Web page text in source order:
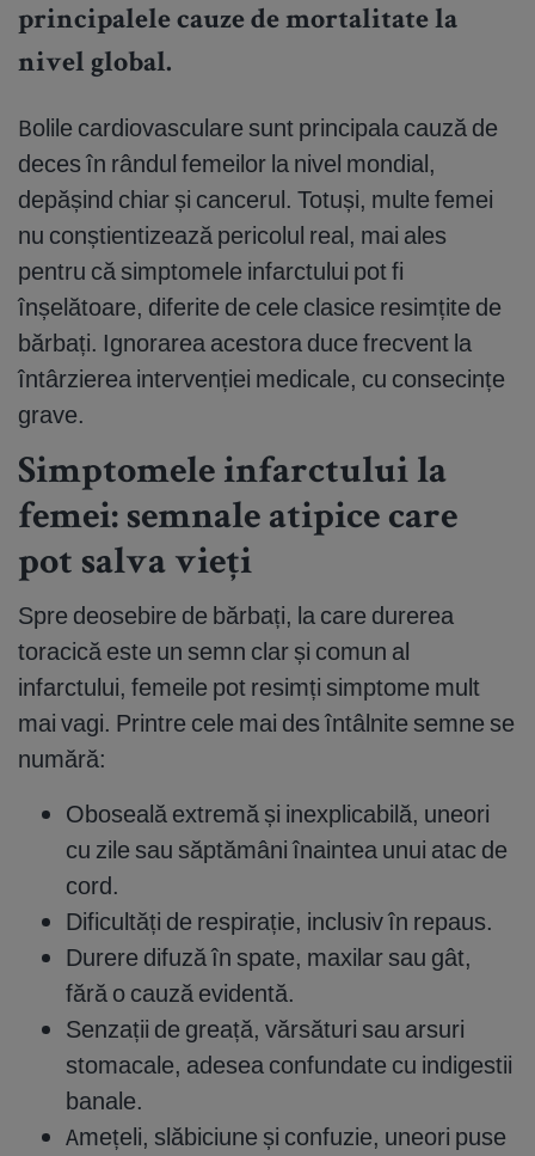
principalele cauze de mortalitate la
nivel global.
Bolile cardiovasculare sunt principala cauză de
deces în rândul femeilor la nivel mondial,
depășind chiar și cancerul. Totuși, multe femei
nu conștientizează pericolul real, mai ales
pentru că simptomele infarctului pot fi
înșelătoare, diferite de cele clasice resimțite de
bărbați. Ignorarea acestora duce frecvent la
întârzierea intervenției medicale, cu consecințe
grave.
Simptomele infarctului la
femei: semnale atipice care
pot salva vieți
Spre deosebire de bărbați, la care durerea
toracică este un semn clar și comun al
infarctului, femeile pot resimți simptome mult
mai vagi. Printre cele mai des întâlnite semne se
numără:
Oboseală extremă și inexplicabilă, uneori
cu zile sau săptămâni înaintea unui atac de
cord.
Dificultăți de respirație, inclusiv în repaus.
Durere difuză în spate, maxilar sau gât,
fără o cauză evidentă.
Senzații de greață, vărsături sau arsuri
stomacale, adesea confundate cu indigestii
banale.
Amețeli, slăbiciune și confuzie, uneori puse